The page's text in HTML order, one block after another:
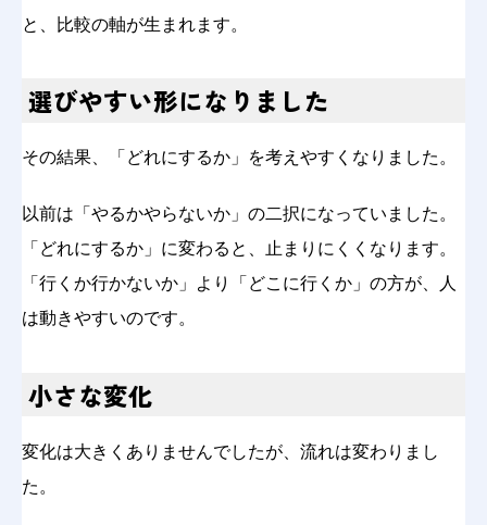
と、比較の軸が生まれます。
選びやすい形になりました
その結果、「どれにするか」を考えやすくなりました。
以前は「やるかやらないか」の二択になっていました。
「どれにするか」に変わると、止まりにくくなります。
「行くか行かないか」より「どこに行くか」の方が、人
は動きやすいのです。
小さな変化
変化は大きくありませんでしたが、流れは変わりまし
た。